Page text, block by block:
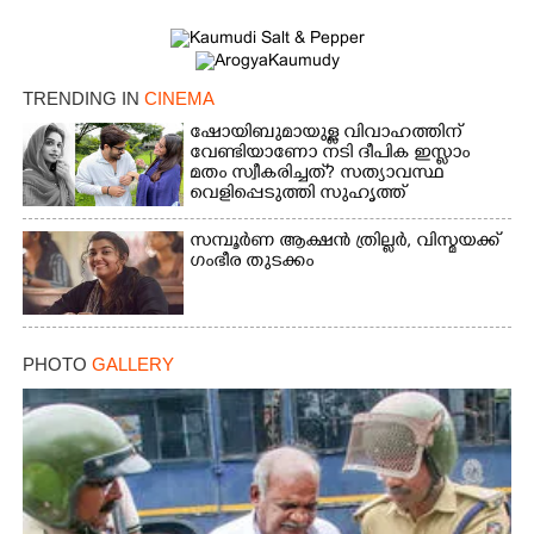
TRENDING IN CINEMA
ഷോയിബുമായുള്ള വിവാഹത്തിന്
വേണ്ടിയാണോ നടി ദീപിക ഇസ്ലാം
മതം സ്വീകരിച്ചത്? സത്യാവസ്ഥ
വെളിപ്പെടുത്തി സുഹൃത്ത്‌
സമ്പൂർണ ആക്ഷൻ ത്രില്ലർ,​ വിസ്മയക്ക്
ഗംഭീര തുടക്കം
PHOTO GALLERY